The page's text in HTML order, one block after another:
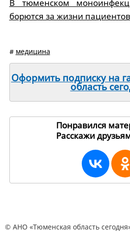
В тюменском
борются за жизни
# медицина
Оформить подписку на
область
Понравился
Расскажи
© АНО «Тюменская область